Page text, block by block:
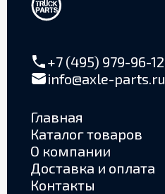
+7 (495) 979-96-12
info@axle-parts.ru
Главная
Каталог товаров
О компании
Доставка и оплата
Контакты